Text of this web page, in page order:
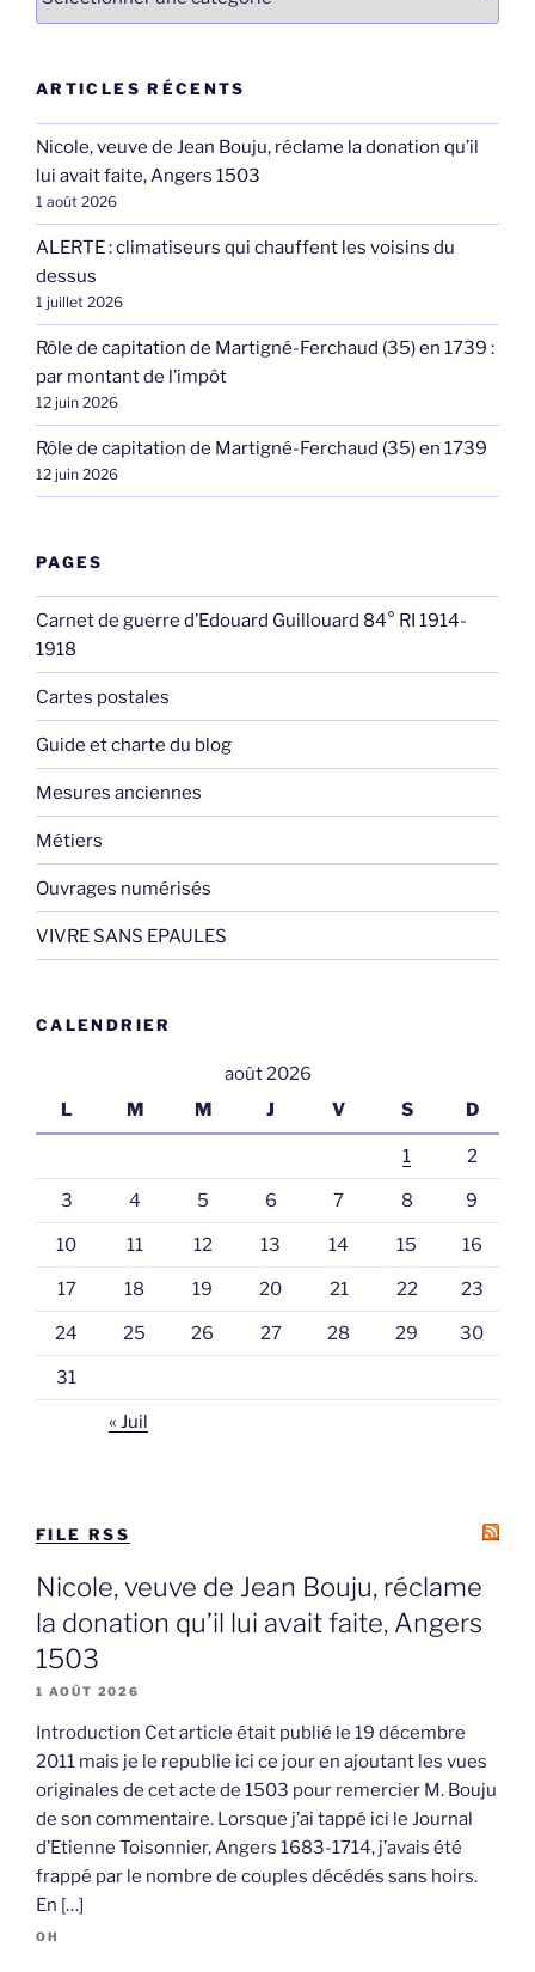
ARTICLES RÉCENTS
Nicole, veuve de Jean Bouju, réclame la donation qu’il
lui avait faite, Angers 1503
1 août 2026
ALERTE : climatiseurs qui chauffent les voisins du
dessus
1 juillet 2026
Rôle de capitation de Martigné-Ferchaud (35) en 1739 :
par montant de l’impôt
12 juin 2026
Rôle de capitation de Martigné-Ferchaud (35) en 1739
12 juin 2026
PAGES
Carnet de guerre d’Edouard Guillouard 84° RI 1914-
1918
Cartes postales
Guide et charte du blog
Mesures anciennes
Métiers
Ouvrages numérisés
VIVRE SANS EPAULES
CALENDRIER
août 2026
L
M M J V S D
1 2
3 4 5 6 7 8 9
10 11 12 13 14 15 16
17 18 19 20 21 22 23
24 25 26 27 28 29 30
31
« Juil
FILE RSS
Nicole, veuve de Jean Bouju, réclame
la donation qu’il lui avait faite, Angers
1503
1 AOÛT 2026
Introduction Cet article était publié le 19 décembre
2011 mais je le republie ici ce jour en ajoutant les vues
originales de cet acte de 1503 pour remercier M. Bouju
de son commentaire. Lorsque j’ai tappé ici le Journal
d’Etienne Toisonnier, Angers 1683-1714, j’avais été
frappé par le nombre de couples décédés sans hoirs.
En […]
OH